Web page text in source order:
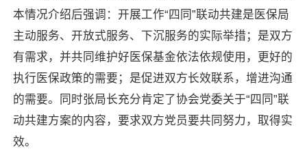
本情况介绍后强调：开展工作“四同”联动共建是医保局
主动服务、开放式服务、下沉服务的实际举措；是双方
有需求，并共同维护好医保基金依法依规使用，更好的
执行医保政策的需要；是促进双方长效联系，增进沟通
的需要。同时张局长充分肯定了协会党委关于“四同”联
动共建方案的内容，要求双方党员要共同努力，取得实
效。